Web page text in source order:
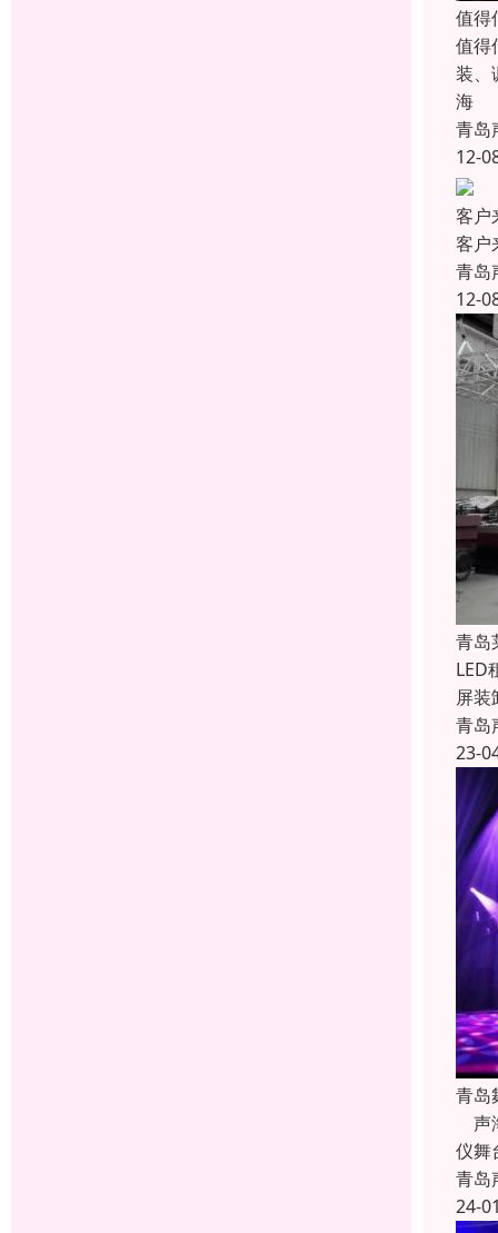
值得
值得
装、
海
青岛
12-
客户
客户
青岛
12-
青岛
LED
屏
青岛
23-
青岛
声
仪舞
青岛
24-